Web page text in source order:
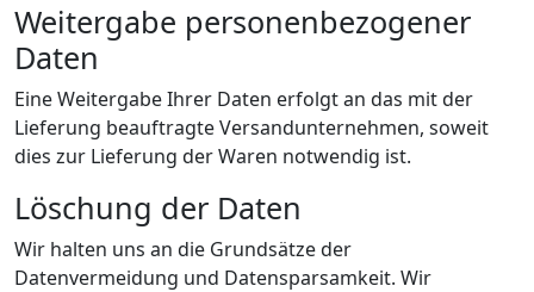
Weitergabe personenbezogener
Daten
Eine Weitergabe Ihrer Daten erfolgt an das mit der
Lieferung beauftragte Versandunternehmen, soweit
dies zur Lieferung der Waren notwendig ist.
Löschung der Daten
Wir halten uns an die Grundsätze der
Datenvermeidung und Datensparsamkeit. Wir